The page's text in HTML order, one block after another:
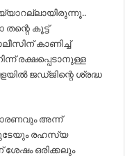
തന്റെ കൂട്ട്
കാണിച്ച്
രക്ഷപ്പെടാനുള്ള
ജഡ്ജിന്റെ ശ്രദ്ധ
കാരണവും അന്ന്
രഹസ്യ
ഒരിക്കലും